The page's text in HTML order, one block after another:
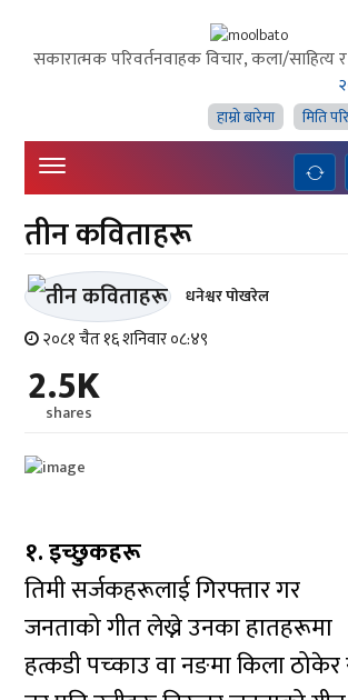
सकारात्मक परिवर्तनवाहक विचार, कला/साहित्य
हाम्राे बारेमा
मिति
तीन कविताहरू
धनेश्वर पाेखरेल
२०८१ चैत १६ शनिवार ०८:४९
2.5K
shares
१. इच्छुकहरू
तिमी सर्जकहरूलाई गिरफ्तार गर
जनताको गीत लेख्ने उनका हातहरूमा
हत्कडी पच्काउ वा नङमा किला